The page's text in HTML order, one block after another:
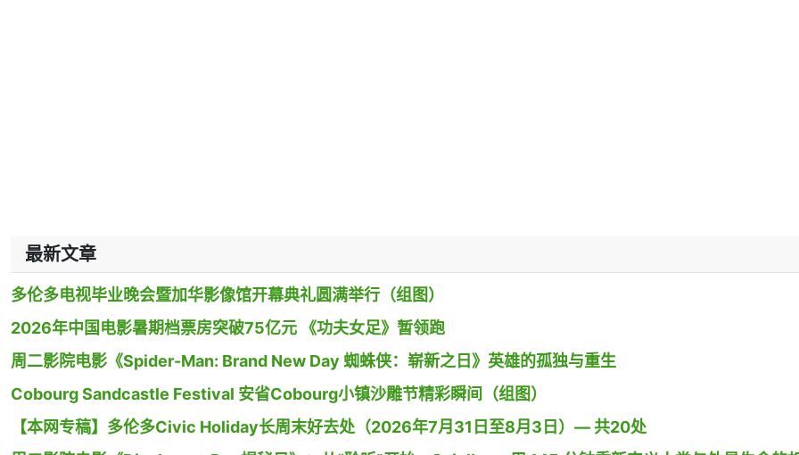
最新文章
多伦多电视毕业晚会暨加华影像馆开幕典礼圆满举行（组图）
2026年中国电影暑期档票房突破75亿元 《功夫女足》暂领跑
周二影院电影《Spider-Man: Brand New Day 蜘蛛侠：崭新之日》英雄的孤独与重生
Cobourg Sandcastle Festival 安省Cobourg小镇沙雕节精彩瞬间（组图）
【本网专稿】多伦多Civic Holiday长周末好去处（2026年7月31日至8月3日）— 共20处